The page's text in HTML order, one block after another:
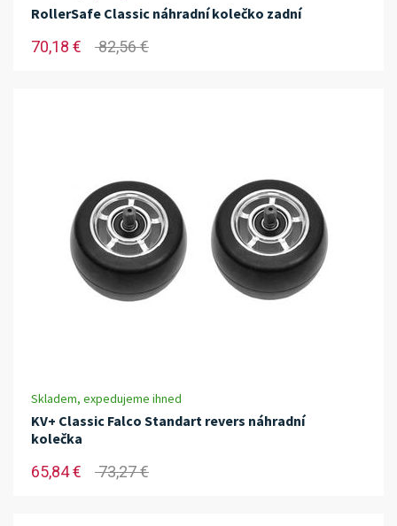
RollerSafe Classic náhradní kolečko zadní
70,18 € 82,56 €
Skladem, expedujeme ihned
KV+ Classic Falco Standart revers náhradní
kolečka
65,84 € 73,27 €